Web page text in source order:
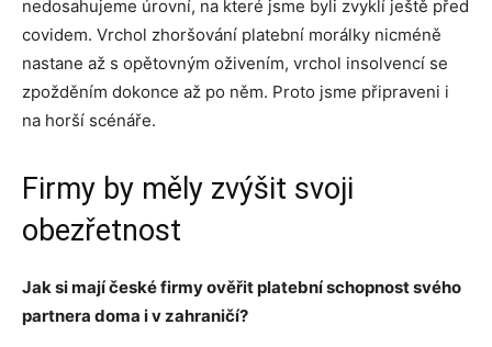
nedosahujeme úrovní, na které jsme byli zvyklí ještě před
covidem. Vrchol zhoršování platební morálky nicméně
nastane až s opětovným oživením, vrchol insolvencí se
zpožděním dokonce až po něm. Proto jsme připraveni i
na horší scénáře.
Firmy by měly zvýšit svoji
obezřetnost
Jak si mají české firmy ověřit platební schopnost svého
partnera doma i v zahraničí?